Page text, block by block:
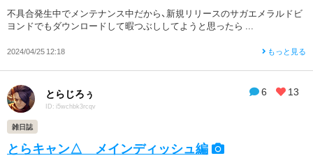
不具合発生中でメンテナンス中だから、新規リリースのサガエメラルドビ
ヨンドでもダウンロードして暇つぶししてようと思ったら ...
2024/04/25 12:18 もっと見る
6 13
とらじろぅ
ID: i5wchbk3rcqv
雑日誌
とらキャン△ メインディッシュ編